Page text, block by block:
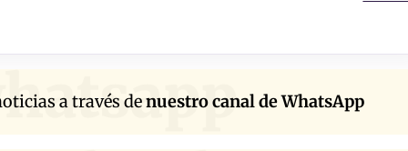
a través denuestro canal de WhatsApp